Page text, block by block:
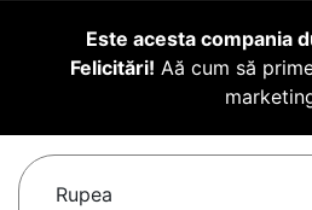
Este acesta compania
Felicitări! Aă cum să
Rupea